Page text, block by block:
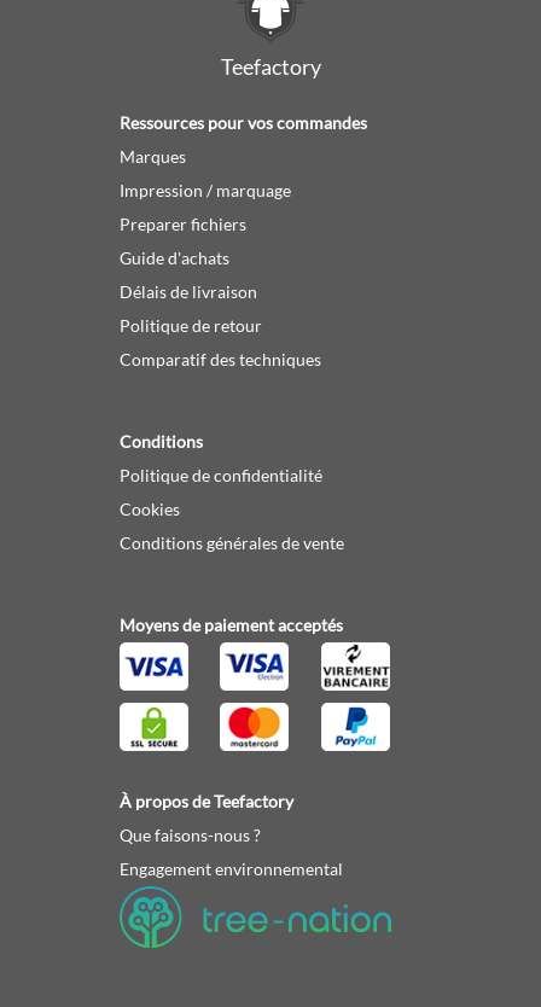
Teefactory
Ressources pour vos commandes
Marques
Impression / marquage
Preparer fichiers
Guide d'achats
Délais de livraison
Politique de retour
Comparatif des techniques
Conditions
Politique de confidentialité
Cookies
Conditions générales de vente
Moyens de paiement acceptés
À propos de Teefactory
Que faisons-nous ?
Engagement environnemental